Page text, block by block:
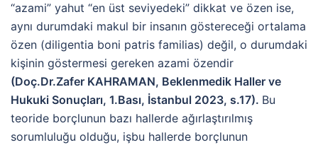
“azami” yahut “en üst seviyedeki” dikkat ve özen ise,
aynı durumdaki makul bir insanın göstereceği ortalama
özen (diligentia boni patris familias) değil, o durumdaki
kişinin göstermesi gereken azami özendir
(Doç.Dr.Zafer KAHRAMAN, Beklenmedik Haller ve
Hukuki Sonuçları, 1.Bası, İstanbul 2023, s.17). Bu
teoride borçlunun bazı hallerde ağırlaştırılmış
sorumluluğu olduğu, işbu hallerde borçlunun